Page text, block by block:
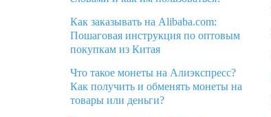
Как заказывать на Alibaba.com:
Пошаговая инструкция по оптовым
покупкам из Китая
Что такое монеты на Алиэкспресс?
Как получить и обменять монеты на
товары или деньги?